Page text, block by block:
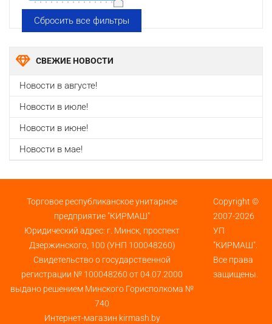
Сбросить все фильтры
СВЕЖИЕ НОВОСТИ
Новости в августе!
Новости в июле!
Новости в июне!
Новости в мае!
Торговое республиканское унитарное
предприятие "КИРМАШ"
Юридический адрес: г. Минск, проспект
Дзержинского, 100 (УНП 100048260)
Свидетельство о государственной
регистрации № 100048260 от 04.07.2000
выдано решением Минского Горисполкома №
740
Интернет-магазин kirmash.by
Copyright ©
2007-2026
УП
"КИРМАШ".
Все права
защищены.